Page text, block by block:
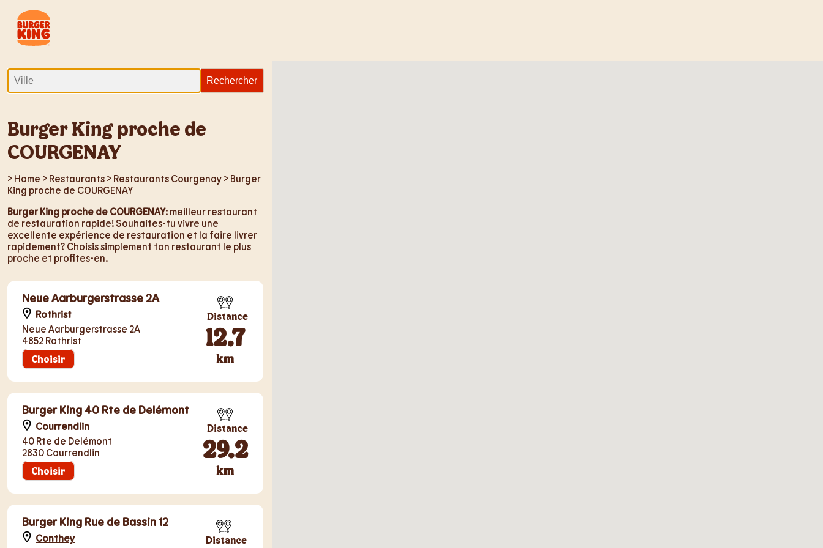
Burger King proche de
COURGENAY
> Home > Restaurants > Restaurants Courgenay > Burger
King proche de COURGENAY
Burger King proche de COURGENAY: meilleur restaurant
de restauration rapide! Souhaites-tu vivre une
excellente expérience de restauration et la faire livrer
rapidement? Choisis simplement ton restaurant le plus
proche et profites-en.
Neue Aarburgerstrasse 2A
Rothrist
Neue Aarburgerstrasse 2A
4852 Rothrist
Choisir
Distance
12.7
km
Burger King 40 Rte de Delémont
Courrendlin
40 Rte de Delémont
2830 Courrendlin
Choisir
Distance
29.2
km
Burger King Rue de Bassin 12
Conthey
Distance